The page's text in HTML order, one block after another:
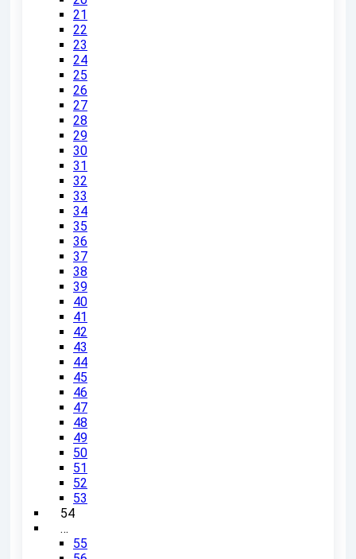
21
22
23
24
25
26
27
28
29
30
31
32
33
34
35
36
37
38
39
40
41
42
43
44
45
46
47
48
49
50
51
52
53
54
…
55